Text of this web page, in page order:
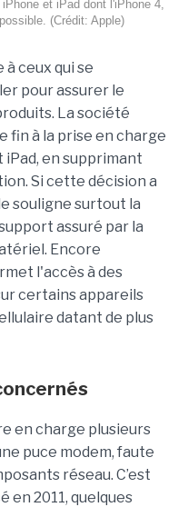
et iPad dont l'iPhone 4,
(Crédit: Apple)
ceux qui se
pour assurer le
La société
à la prise en charge
iPad, en supprimant
Si cette décision a
souligne surtout la
assuré par la
Encore
l'accès à des
certains appareils
datant de plus
en charge plusieurs
puce modem, faute
réseau. C’est
en 2011, quelques